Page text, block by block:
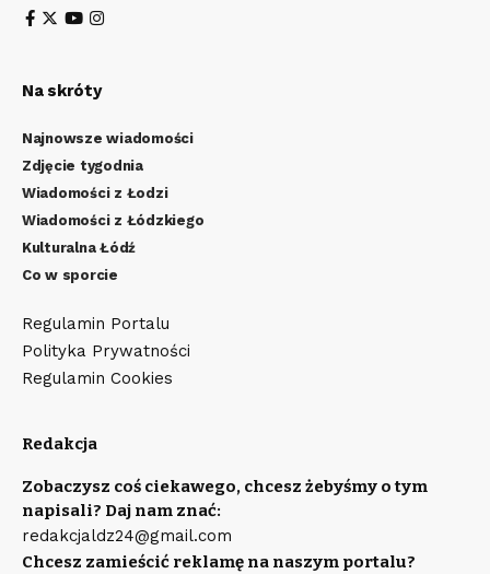
Na skróty
Najnowsze wiadomości
Zdjęcie tygodnia
Wiadomości z Łodzi
Wiadomości z Łódzkiego
Kulturalna Łódź
Co w sporcie
Regulamin Portalu
Polityka Prywatności
Regulamin Cookies
Redakcja
Zobaczysz coś ciekawego, chcesz żebyśmy o tym
napisali? Daj nam znać:
redakcjaldz24@gmail.com
Chcesz zamieścić reklamę na naszym portalu?